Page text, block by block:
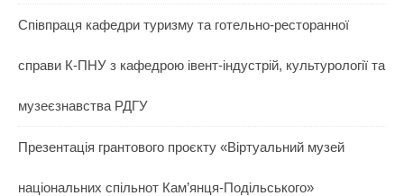
Співпраця кафедри туризму та готельно-ресторанної
справи К-ПНУ з кафедрою івент-індустрій, культурології та
музеєзнавства РДГУ
Презентація грантового проєкту «Віртуальний музей
національних спільнот Кам’янця-Подільського»